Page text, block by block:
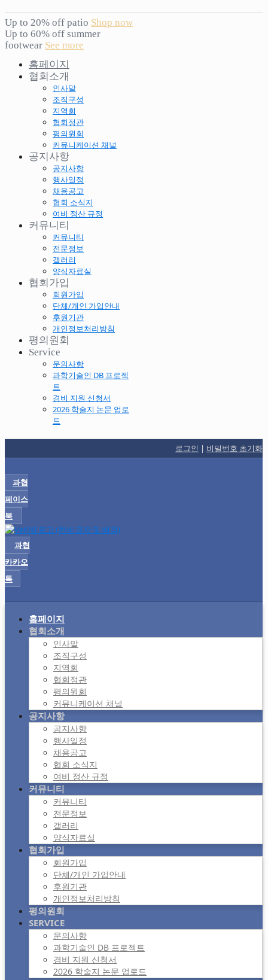
Up to 20% off patio Shop now
Up to 60% off summer
footwear See more
홈페이지
협회소개
인사말
조직구성
지역회
협회정관
평의원회
커뮤니케이션 채널
공지사항
공지사항
행사일정
채용공고
협회 소식지
여비 정산 규정
커뮤니티
커뮤니티
전문정보
갤러리
양식자료실
협회가입
회원가입
단체/개인 가입안내
후원기관
개인정보처리방침
평의원회
Service
문의사항
과학기술인 DB 프로젝
트
경비 지원 신청서
2026 학술지 논문 업로
드
로그인 | 비밀번호 초기화
과협
페이스
북
과협
카카오
톡
홈페이지
협회소개
인사말
조직구성
지역회
협회정관
평의원회
커뮤니케이션 채널
공지사항
공지사항
행사일정
채용공고
협회 소식지
여비 정산 규정
커뮤니티
커뮤니티
전문정보
갤러리
양식자료실
협회가입
회원가입
단체/개인 가입안내
후원기관
개인정보처리방침
평의원회
SERVICE
문의사항
과학기술인 DB 프로젝트
경비 지원 신청서
2026 학술지 논문 업로드